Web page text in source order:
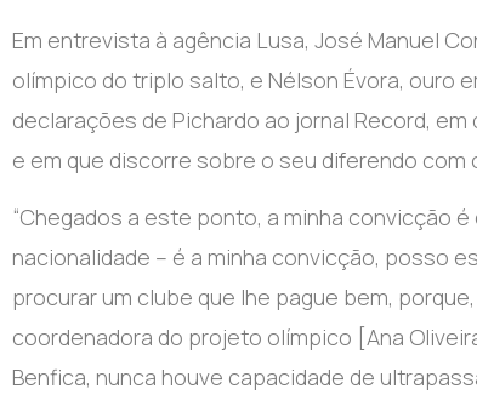
Em entrevista à agência Lusa, José Manuel
olímpico do triplo salto, e Nélson Évora, ouro
declarações de Pichardo ao jornal Record,
e em que discorre sobre o seu diferendo com
“Chegados a este ponto, a minha convicção
nacionalidade – é a minha convicção, posso
procurar um clube que lhe pague bem,
coordenadora do projeto olímpico [Ana
Benfica, nunca houve capacidade de